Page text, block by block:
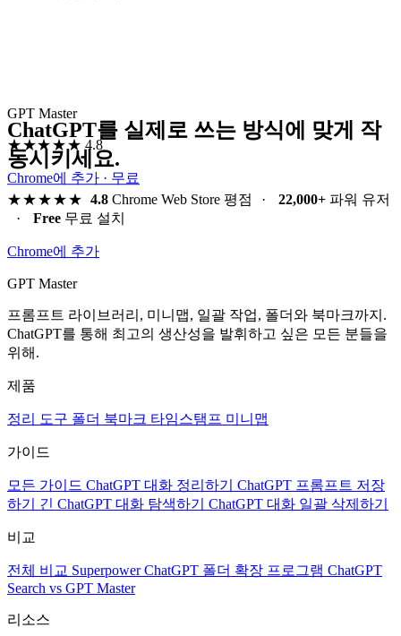
GPT Master
★★★★★ 4.8
Chrome에 추가 · 무료
ChatGPT를 실제로 쓰는 방식에 맞게 작
동시키세요.
★★★★★ 4.8Chrome Web Store 평점 · 22,000+파워 유저
·
Free 무료 설치
Chrome에 추가
GPT Master
프롬프트 라이브러리, 미니맵, 일괄 작업, 폴더와 북마크까지.
ChatGPT를 통해 최고의 생산성을 발휘하고 싶은 모든 분들을
위해.
제품
정리 도구 폴더 북마크 타임스탬프 미니맵
가이드
모든 가이드 ChatGPT 대화 정리하기 ChatGPT 프롬프트 저장
하기 긴 ChatGPT 대화 탐색하기 ChatGPT 대화 일괄 삭제하기
비교
전체 비교 Superpower ChatGPT 폴더 확장 프로그램 ChatGPT
Search vs GPT Master
리소스